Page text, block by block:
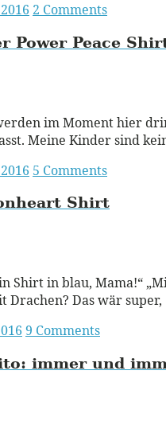
2 Comments
Power Peace
im Moment hier
Meine Kinder sind
5 Comments
Shirt
Shirt in blau, Mama!“
Drachen? Das wär
9 Comments
immer und